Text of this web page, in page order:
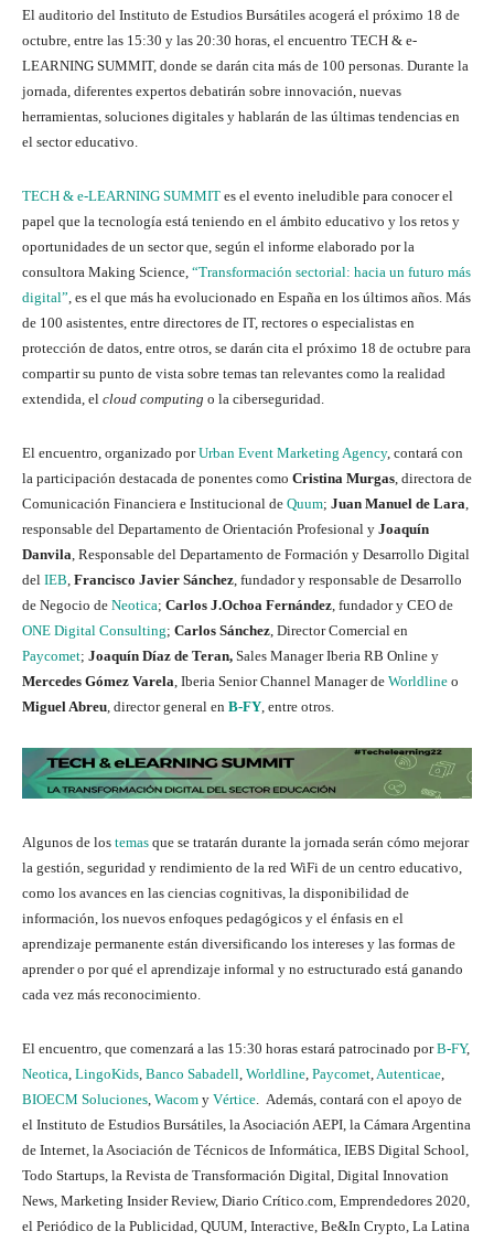
El auditorio del Instituto de Estudios Bursátiles acogerá el próximo 18 de
octubre, entre las 15:30 y las 20:30 horas, el encuentro TECH & e-
LEARNING SUMMIT, donde se darán cita más de 100 personas. Durante la
jornada, diferentes expertos debatirán sobre innovación, nuevas
herramientas, soluciones digitales y hablarán de las últimas tendencias en
el sector educativo.
TECH & e-LEARNING SUMMIT es el evento ineludible para conocer el
papel que la tecnología está teniendo en el ámbito educativo y los retos y
oportunidades de un sector que, según el informe elaborado por la
consultora Making Science, “Transformación sectorial: hacia un futuro más
digital”, es el que más ha evolucionado en España en los últimos años. Más
de 100 asistentes, entre directores de IT, rectores o especialistas en
protección de datos, entre otros, se darán cita el próximo 18 de octubre para
compartir su punto de vista sobre temas tan relevantes como la realidad
extendida, el cloud computing o la ciberseguridad.
El encuentro, organizado porUrban Event Marketing Agency, contará con
la participación destacada de ponentes como Cristina Murgas, directora de
Comunicación Financiera e Institucional de Quum; Juan Manuel de Lara,
responsable del Departamento de Orientación Profesional y Joaquín
Danvila, Responsable del Departamento de Formación y Desarrollo Digital
del IEB, Francisco Javier Sánchez, fundador y responsable de Desarrollo
de Negocio de Neotica; Carlos J.Ochoa Fernández, fundador y CEO de
ONE Digital Consulting; Carlos Sánchez, Director Comercial en
Paycomet; Joaquín Díaz de Teran, Sales Manager Iberia RB Online y
Mercedes Gómez Varela, Iberia Senior Channel Manager de Worldline o
Miguel Abreu, director general en B-FY, entre otros.
Algunos de los temas que se tratarán durante la jornada serán cómo mejorar
la gestión, seguridad y rendimiento de la red WiFi de un centro educativo,
como los avances en las ciencias cognitivas, la disponibilidad de
información, los nuevos enfoques pedagógicos y el énfasis en el
aprendizaje permanente están diversificando los intereses y las formas de
aprender o por qué el aprendizaje informal y no estructurado está ganando
cada vez más reconocimiento.
El encuentro, que comenzará a las 15:30 horas estará patrocinado porB-FY,
Neotica, LingoKids, Banco Sabadell, Worldline, Paycomet,Autenticae,
BIOECM Soluciones, Wacom y Vértice. Además, contará con el apoyo de
el Instituto de Estudios Bursátiles, la Asociación AEPI, la Cámara Argentina
de Internet, la Asociación de Técnicos de Informática, IEBS Digital School,
Todo Startups, la Revista de Transformación Digital, Digital Innovation
News, Marketing Insider Review, Diario Crítico.com, Emprendedores 2020,
el Periódico de la Publicidad, QUUM, Interactive, Be&In Crypto, La Latina